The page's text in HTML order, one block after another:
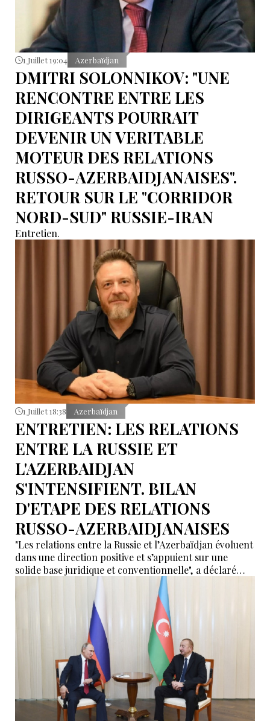
1 Juillet 19:04 Azerbaïdjan
DMITRI SOLONNIKOV: "UNE
RENCONTRE ENTRE LES
DIRIGEANTS POURRAIT
DEVENIR UN VERITABLE
MOTEUR DES RELATIONS
RUSSO-AZERBAIDJANAISES".
RETOUR SUR LE "CORRIDOR
NORD-SUD" RUSSIE-IRAN
Entretien.
1 Juillet 18:38 Azerbaïdjan
ENTRETIEN: LES RELATIONS
ENTRE LA RUSSIE ET
L'AZERBAIDJAN
S'INTENSIFIENT. BILAN
D'ETAPE DES RELATIONS
RUSSO-AZERBAIDJANAISES
"Les relations entre la Russie et l’Azerbaïdjan évoluent
dans une direction positive et s’appuient sur une
solide base juridique et conventionnelle", a déclaré